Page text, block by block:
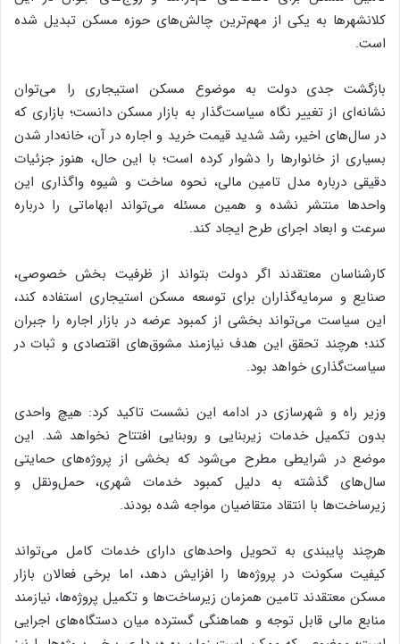
کلانشهر‌ها به یکی از مهم‌ترین چالش‌های حوزه مسکن تبدیل شده
است.
بازگشت جدی دولت به موضوع مسکن استیجاری را می‌توان
نشانه‌ای از تغییر نگاه سیاست‌گذار به بازار مسکن دانست؛ بازاری که
در سال‌های اخیر، رشد شدید قیمت خرید و اجاره در آن، خانه‌دار شدن
بسیاری از خانوار‌ها را دشوار کرده است؛ با این حال، هنوز جزئیات
دقیقی درباره مدل تامین مالی، نحوه ساخت و شیوه واگذاری این
واحد‌ها منتشر نشده و همین مسئله می‌تواند ابهاماتی را درباره
سرعت و ابعاد اجرای طرح ایجاد کند.
کارشناسان معتقدند اگر دولت بتواند از ظرفیت بخش خصوصی،
صنایع و سرمایه‌گذاران برای توسعه مسکن استیجاری استفاده کند،
این سیاست می‌تواند بخشی از کمبود عرضه در بازار اجاره را جبران
کند؛ هرچند تحقق این هدف نیازمند مشوق‌های اقتصادی و ثبات در
سیاست‌گذاری خواهد بود.
وزیر راه و شهرسازی در ادامه این نشست تاکید کرد: هیچ واحدی
بدون تکمیل خدمات زیربنایی و روبنایی افتتاح نخواهد شد. این
موضع در شرایطی مطرح می‌شود که بخشی از پروژه‌های حمایتی
سال‌های گذشته به دلیل کمبود خدمات شهری، حمل‌ونقل و
زیرساخت‌ها با انتقاد متقاضیان مواجه شده بودند.
هرچند پایبندی به تحویل واحد‌های دارای خدمات کامل می‌تواند
کیفیت سکونت در پروژه‌ها را افزایش دهد، اما برخی فعالان بازار
مسکن معتقدند تامین همزمان زیرساخت‌ها و تکمیل پروژه‌ها، نیازمند
منابع مالی قابل توجه و هماهنگی گسترده میان دستگاه‌های اجرایی